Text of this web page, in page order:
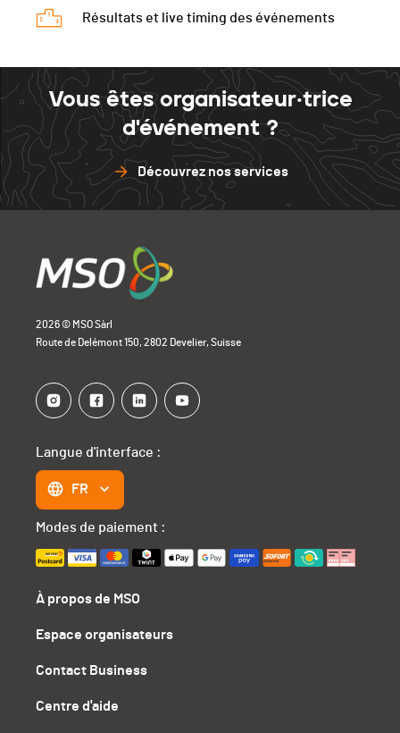
Résultats et live timing des événements
Vous êtes organisateur·trice
d'événement ?
Découvrez nos services
2026 © MSO Sàrl
Route de Delémont 150, 2802 Develier, Suisse
À propos de MSO
Espace organisateurs
Contact Business
Centre d'aide
Langue d'interface :
FR
Modes de paiement :